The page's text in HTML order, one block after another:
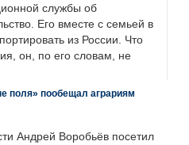
службы об
Его вместе с семьей в
из России. Что
он, по его словам, не
поля» пообещал аграриям
Андрей Воробьёв посетил